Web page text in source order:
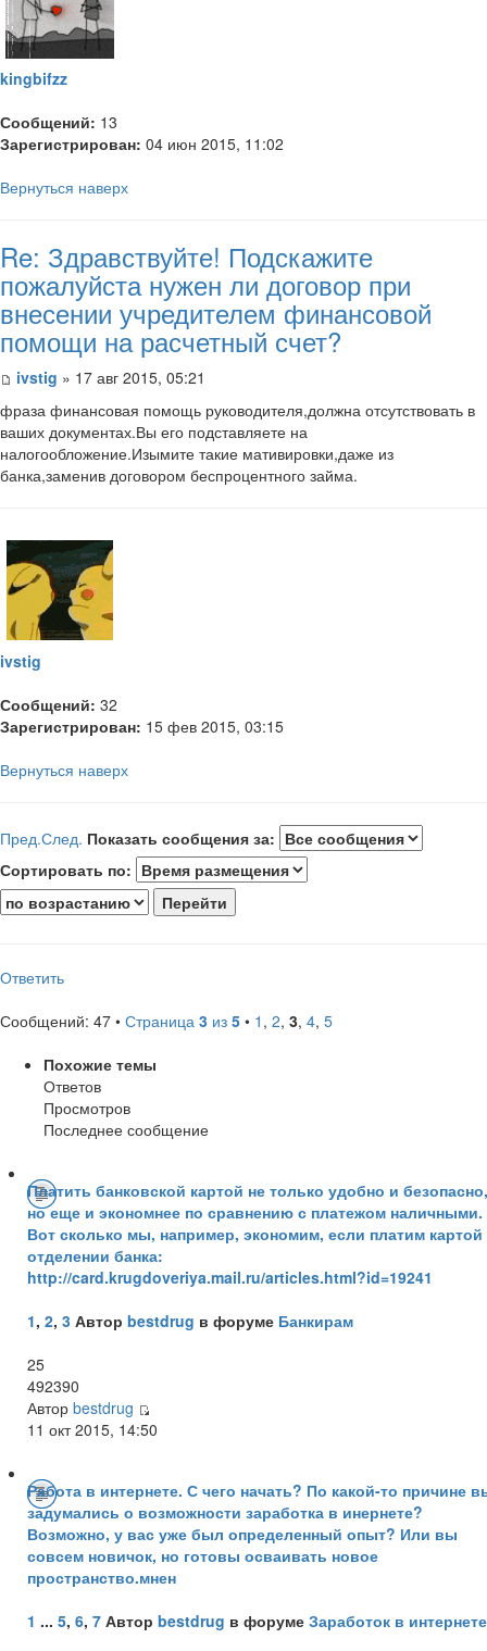
kingbifzz
Сообщений: 13
Зарегистрирован: 04 июн 2015, 11:02
Вернуться наверх
Re: Здравствуйте! Подскажите
пожалуйста нужен ли договор при
внесении учредителем финансовой
помощи на расчетный счет?
ivstig » 17 авг 2015, 05:21
фраза финансовая помощь руководителя,должна отсутствовать в
ваших документах.Вы его подставляете на
налогообложение.Изымите такие мативировки,даже из
банка,заменив договором беспроцентного займа.
ivstig
Сообщений: 32
Зарегистрирован: 15 фев 2015, 03:15
Вернуться наверх
Пред.След. Показать сообщения за:
Сортировать по:
Ответить
Сообщений: 47 • Страница 3 из 5 • 1 , 2, 3, 4, 5
Похожие темы
Ответов
Просмотров
Последнее сообщение
Платить банковской картой не только удобно и безопасно,
но еще и экономнее по сравнению с платежом наличными.
Вот сколько мы, например, экономим, если платим картой
отделении банка:
http://card.krugdoveriya.mail.ru/articles.html?id=19241
1, 2, 3 Автор bestdrug в форуме Банкирам
25
492390
Автор bestdrug
11 окт 2015, 14:50
Работа в интернете. С чего начать? По какой-то причине
задумались о возможности заработка в инернете?
Возможно, у вас уже был определенный опыт? Или вы
совсем новичок, но готовы осваивать новое
пространство.мнен
1 ... 5, 6, 7 Автор bestdrug в форуме Заработок в интернете